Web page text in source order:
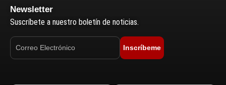
Newsletter
Suscríbete a nuestro boletín de noticias.
Inscríbeme